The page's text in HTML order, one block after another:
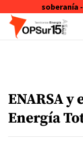
soberanía
Skip to content
ENARSA y
Energía